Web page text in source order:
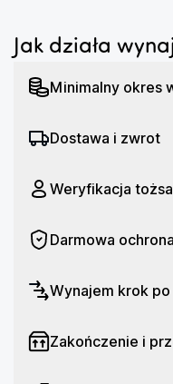
Jak działa
Minimalny okres
Dostawa i zwrot
Weryfikacja
Darmowa
Wynajem krok
Zakończenie i